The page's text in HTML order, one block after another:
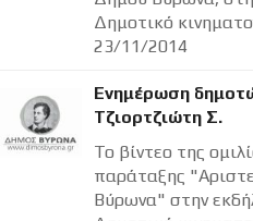
Δημοτικό
23/11/2014
Ενημέρωση
Τζιορτζιώτη Σ.
Το βίντεο της
παράταξης
Βύρωνα" στην